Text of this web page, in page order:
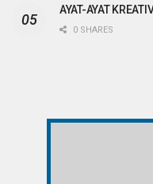
AYAT-AYAT
0 SHARES